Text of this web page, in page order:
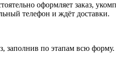
оформляет заказ,
телефон и ждёт доставки.
заполнив по этапам всю форму.